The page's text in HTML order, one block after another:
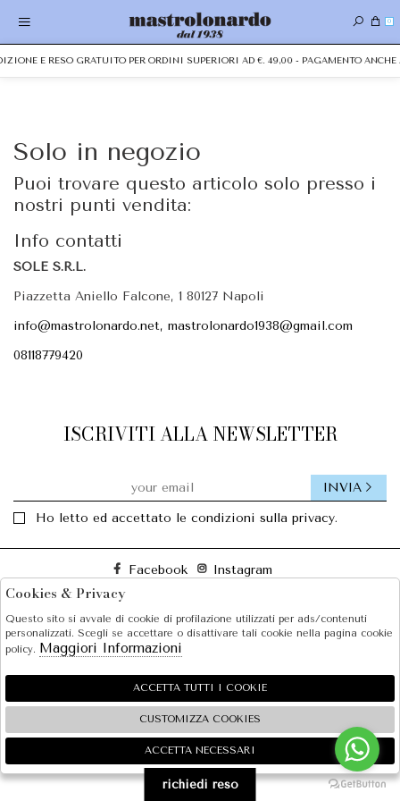
0
E RESO GRATUITO PER ORDINI SUPERIORI AD €. 49,00 - PAGAMENTO ANCHE
Solo in negozio
Puoi trovare questo articolo solo presso i
nostri punti vendita:
Info contatti
SOLE S.R.L.
Piazzetta Aniello Falcone, 1 80127 Napoli
info@mastrolonardo.net, mastrolonardo1938@gmail.com
08118779420
ISCRIVITI ALLA NEWSLETTER
Ho letto ed accettato le condizioni sulla privacy.
INVIA
Facebook Instagram
SOLE S.R.L.
SHOPPING
EXTRA
2026 SOLE S.R.L. - P.iva : 07456781215 Powered byAteliersocietàgruppo Zucchetti
🍪
richiedi reso
Cookies & Privacy
Questo sito si avvale di cookie di profilazione utilizzati per ads/contenuti
personalizzati. Scegli se accettare o disattivare tali cookie nella pagina cookie
policy. Maggiori Informazioni
ACCETTA TUTTI I COOKIE
CUSTOMIZZA COOKIES
ACCETTA NECESSARI